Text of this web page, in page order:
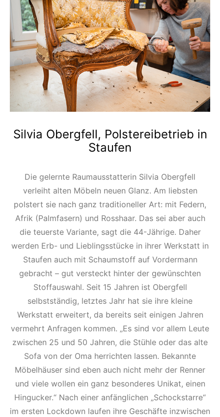
Silvia Obergfell, Polstereibetrieb in
Staufen
Die gelernte Raumausstatterin Silvia Obergfell
verleiht alten Möbeln neuen Glanz. Am liebsten
polstert sie nach ganz traditioneller Art: mit Federn,
Afrik (Palmfasern) und Rosshaar. Das sei aber auch
die teuerste Variante, sagt die 44-Jährige. Daher
werden Erb- und Lieblingsstücke in ihrer Werkstatt in
Staufen auch mit Schaumstoff auf Vordermann
gebracht – gut versteckt hinter der gewünschten
Stoffauswahl. Seit 15 Jahren ist Obergfell
selbstständig, letztes Jahr hat sie ihre kleine
Werkstatt erweitert, da bereits seit einigen Jahren
vermehrt Anfragen kommen. „Es sind vor allem Leute
zwischen 25 und 50 Jahren, die Stühle oder das alte
Sofa von der Oma herrichten lassen. Bekannte
Möbelhäuser sind eben auch nicht mehr der Renner
und viele wollen ein ganz besonderes Unikat, einen
Hingucker.“ Nach einer anfänglichen „Schockstarre“
im ersten Lockdown laufen ihre Geschäfte inzwischen